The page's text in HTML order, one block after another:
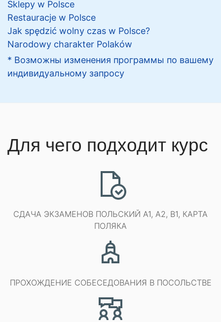
Sklepy w Polsce
Restauracje w Polsce
Jak spędzić wolny czas w Polsce?
Narodowy charakter Polaków
* Возможны изменения программы по вашему
индивидуальному запросу
Для чего подходит курс
СДАЧА ЭКЗАМЕНОВ ПОЛЬСКИЙ A1, A2, B1, КАРТА
ПОЛЯКА
ПРОХОЖДЕНИЕ СОБЕСЕДОВАНИЯ В ПОСОЛЬСТВЕ